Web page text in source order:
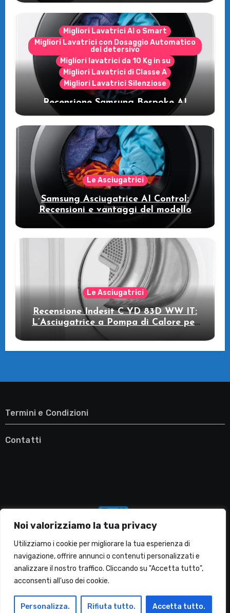
Noi valorizziamo la tua privacy
Utilizziamo i cookie per migliorare la tua esperienza di
navigazione, offrire annunci o contenuti personalizzati e
analizzare il nostro traffico. Cliccando su "Accetta tutto",
acconsenti all'uso dei cookie.
Personalizza. Rifiuta tutto. Accetta tutto.
Migliori Lavatrici AI o Smart
Migliori Lavatrici con Dosaggio Automatico
del detersivo
Migliori lavatrici da 10 Kg in su
Migliori Lavatrici di Classe A
Migliori Lavatrici Silenziose
Recensione Samsung Bespoke AI
WW11DB7B94GE/U3: la lavatrice
intelligente che fa risparmiare
Le Asciugatrici
Samsung Asciugatrice AI Control:
Recensioni e vantaggi del modello
Le Asciugatrici
Recensione Indesit C YD 83D WW IT:
L’Asciugatrice a Pompa di Calore per
il Tuo Benessere
Termini e Condizioni
Contatti
Migliori Lavatrici